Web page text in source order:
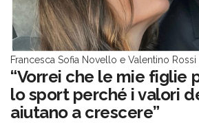
Francesca Sofia Novello e Valentino
“Vorrei che le mie figlie
lo sport perché i valori
aiutano a crescere”